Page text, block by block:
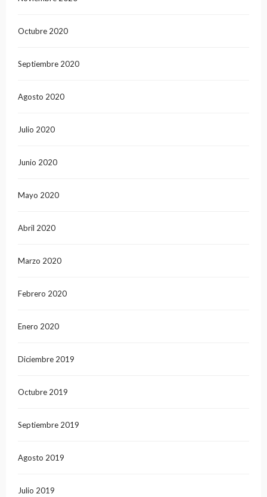
Octubre 2020
Septiembre 2020
Agosto 2020
Julio 2020
Junio 2020
Mayo 2020
Abril 2020
Marzo 2020
Febrero 2020
Enero 2020
Diciembre 2019
Octubre 2019
Septiembre 2019
Agosto 2019
Julio 2019